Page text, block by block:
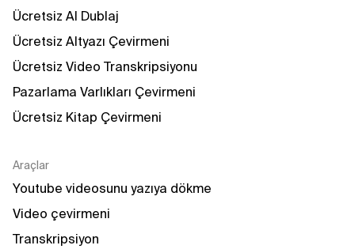
Ücretsiz AI Dublaj
Ücretsiz Altyazı Çevirmeni
Ücretsiz Video Transkripsiyonu
Pazarlama Varlıkları Çevirmeni
Ücretsiz Kitap Çevirmeni
Araçlar
Youtube videosunu yazıya dökme
Video çevirmeni
Transkripsiyon